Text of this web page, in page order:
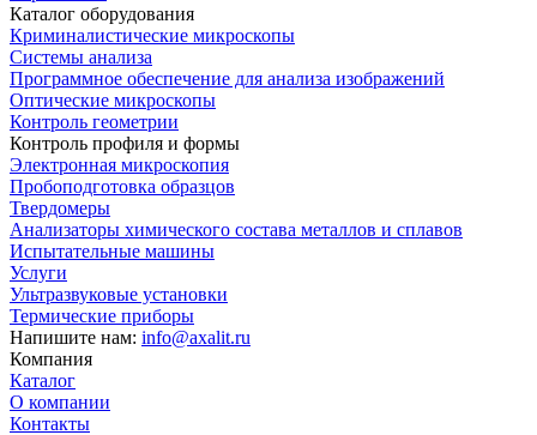
Каталог оборудования
Криминалистические микроскопы
Системы анализа
Программное обеспечение для анализа изображений
Оптические микроскопы
Контроль геометрии
Контроль профиля и формы
Электронная микроскопия
Пробоподготовка образцов
Твердомеры
Анализаторы химического состава металлов и сплавов
Испытательные машины
Услуги
Ультразвуковые установки
Термические приборы
Напишите нам: info@axalit.ru
Компания
Каталог
О компании
Контакты